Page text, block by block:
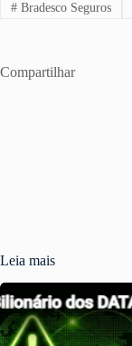
#Bradesco Seguros
Compartilhar
Leia mais